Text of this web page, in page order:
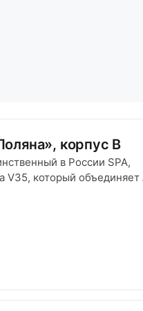
корпус B
в России SPA,
V35, который
Успокаивающий,
количество процедур